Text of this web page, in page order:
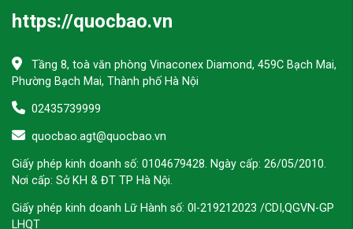
https://quocbao.vn
Tầng 8, toà văn phòng Vinaconex Diamond, 459C Bạch Mai,
Phường Bạch Mai, Thành phố Hà Nội
02435739999
quocbao.agt@quocbao.vn
Giấy phép kinh doanh số: 0104679428. Ngày cấp: 26/05/2010.
Nơi cấp: Sở KH & ĐT TP Hà Nội.
Giấy phép kinh doanh Lữ Hành số: 0l-219212023 /CDI,QGVN-GP
LHQT